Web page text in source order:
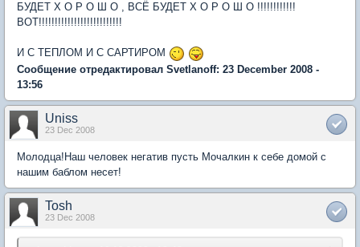
БУДЕТ Х О Р О Ш О , ВСЁ БУДЕТ Х О Р О Ш О !!!!!!!!!!!!
ВОТ!!!!!!!!!!!!!!!!!!!!!!!!!!
И С ТЕПЛОМ И С САРТИРОМ
Сообщение отредактировал Svetlanoff: 23 December 2008 -
13:56
Uniss
23 Dec 2008
Молодца!Наш человек негатив пусть Мочалкин к себе домой с
нашим баблом несет!
Tosh
23 Dec 2008